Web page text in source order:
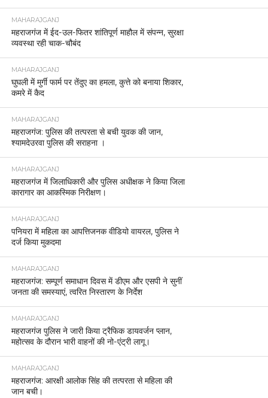
MAHARAJGANJ
महराजगंज में ईद-उल-फितर शांतिपूर्ण माहौल में संपन्न, सुरक्षा
व्यवस्था रही चाक-चौबंद
MAHARAJGANJ
घुघली में मुर्गी फार्म पर तेंदुए का हमला, कुत्ते को बनाया शिकार,
कमरे में कैद
MAHARAJGANJ
महराजगंज: पुलिस की तत्परता से बची युवक की जान,
श्यामदेउरवा पुलिस की सराहना ।
MAHARAJGANJ
महराजगंज में जिलाधिकारी और पुलिस अधीक्षक ने किया जिला
कारागार का आकस्मिक निरीक्षण।
MAHARAJGANJ
पनियरा में महिला का आपत्तिजनक वीडियो वायरल, पुलिस ने
दर्ज किया मुकदमा
MAHARAJGANJ
महराजगंज: सम्पूर्ण समाधान दिवस में डीएम और एसपी ने सुनीं
जनता की समस्याएं, त्वरित निस्तारण के निर्देश
MAHARAJGANJ
महराजगंज पुलिस ने जारी किया ट्रैफिक डायवर्जन प्लान,
महोत्सव के दौरान भारी वाहनों की नो-एंट्री लागू।
MAHARAJGANJ
महराजगंज: आरक्षी आलोक सिंह की तत्परता से महिला की
जान बची।